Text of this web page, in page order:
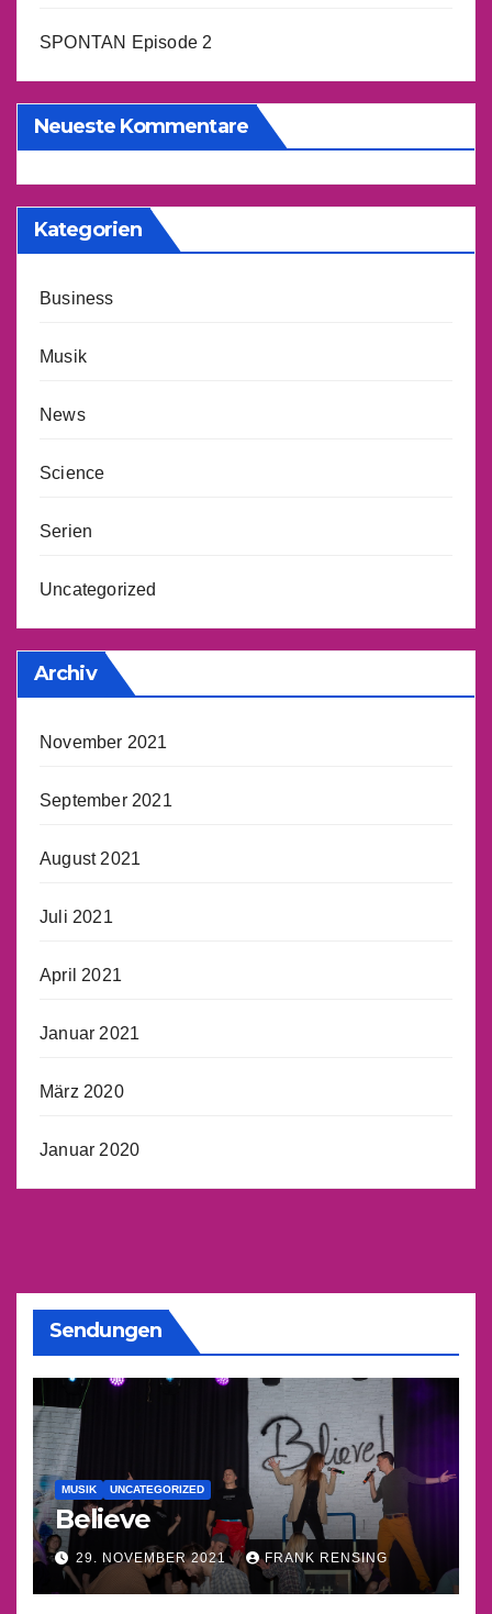
SPONTAN Episode 2
Neueste Kommentare
Kategorien
Business
Musik
News
Science
Serien
Uncategorized
Archiv
November 2021
September 2021
August 2021
Juli 2021
April 2021
Januar 2021
März 2020
Januar 2020
Sendungen
MUSIK UNCATEGORIZED
Believe
29. NOVEMBER 2021 FRANK RENSING